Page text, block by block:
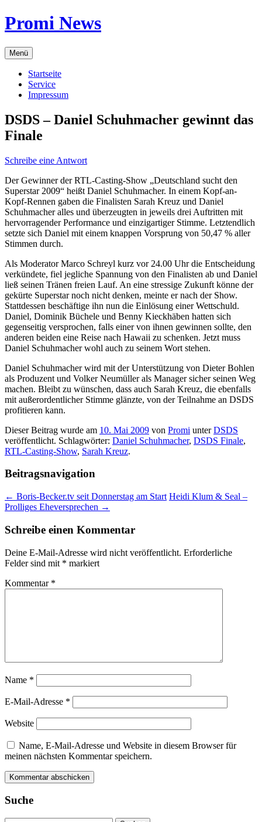
Zum
Inhalt
Promi News
Menü
Startseite
Service
Impressum
DSDS – Daniel Schuhmacher gewinnt das
Finale
Schreibe eine Antwort
Der Gewinner der RTL-Casting-Show „Deutschland sucht den
Superstar 2009“ heißt Daniel Schuhmacher. In einem Kopf-an-
Kopf-Rennen gaben die Finalisten Sarah Kreuz und Daniel
Schuhmacher alles und überzeugten in jeweils drei Auftritten mit
hervorragender Performance und einzigartiger Stimme. Letztendlich
setzte sich Daniel mit einem knappen Vorsprung von 50,47 % aller
Stimmen durch.
Als Moderator Marco Schreyl kurz vor 24.00 Uhr die Entscheidung
verkündete, fiel jegliche Spannung von den Finalisten ab und Daniel
ließ seinen Tränen freien Lauf. An eine stressige Zukunft könne der
gekürte Superstar noch nicht denken, meinte er nach der Show.
Stattdessen beschäftige ihn nun die Einlösung einer Wettschuld.
Daniel, Dominik Büchele und Benny Kieckhäben hatten sich
gegenseitig versprochen, falls einer von ihnen gewinnen sollte, den
anderen beiden eine Reise nach Hawaii zu schenken. Jetzt muss
Daniel Schuhmacher wohl auch zu seinem Wort stehen.
Daniel Schuhmacher wird mit der Unterstützung von Dieter Bohlen
als Produzent und Volker Neumüller als Manager sicher seinen Weg
machen. Bleibt zu wünschen, dass auch Sarah Kreuz, die ebenfalls
mit außerordentlicher Stimme glänzte, von der Teilnahme an DSDS
profitieren kann.
Dieser Beitrag wurde am 10. Mai 2009 von Promi unterDSDS
veröffentlicht. Schlagwörter: Daniel Schuhmacher, DSDS Finale,
RTL-Casting-Show, Sarah Kreuz.
Beitragsnavigation
← Boris-Becker.tv seit Donnerstag am Start Heidi Klum & Seal –
Prolliges Eheversprechen →
Schreibe einen Kommentar
Deine E-Mail-Adresse wird nicht veröffentlicht. Erforderliche
Felder sind mit * markiert
Kommentar *
Name *
E-Mail-Adresse *
Website
Name, E-Mail-Adresse und Website in diesem Browser für
meinen nächsten Kommentar speichern.
Suche